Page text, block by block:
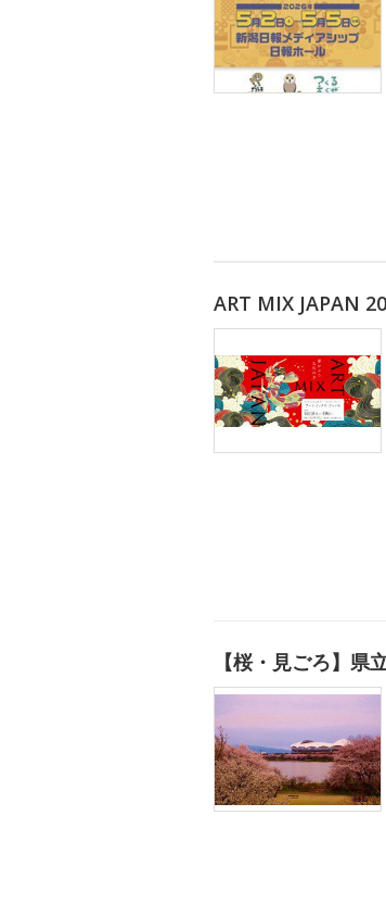
ART MIX JAPAN
【桜・見ごろ】県